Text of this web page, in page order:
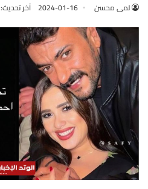
لمى محسن 2024-01-16 آخر تحديث: 2024-03-21